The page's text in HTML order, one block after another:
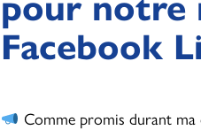
Facebook
Comme promis durant ma